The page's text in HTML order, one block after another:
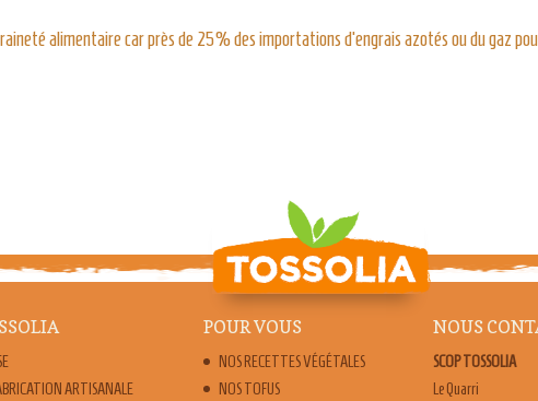
alimentaire car près de 25% des importations d’engrais azotés ou du gaz
ARTISANALE
POUR VOUS
NOS RECETTES VÉGÉTALES
NOS TOFUS
NOUS
SCOP TOSSOLIA
Le Quarri